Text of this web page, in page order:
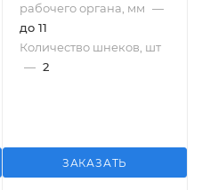
рабочего органа, мм —
до 11
Количество шнеков, шт
— 2
ЗАКАЗАТЬ